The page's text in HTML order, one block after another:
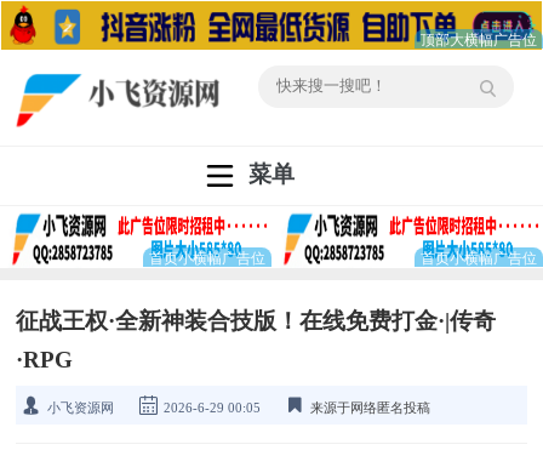
菜单
征战王权·全新神装合技版！在线免费打金·|传奇
·RPG
小飞资源网 2026-6-29 00:05 来源于网络匿名投稿